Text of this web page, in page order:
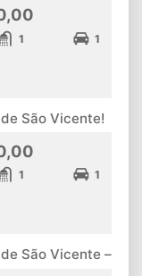
1 1
São Vicente!
1 1
São Vicente –